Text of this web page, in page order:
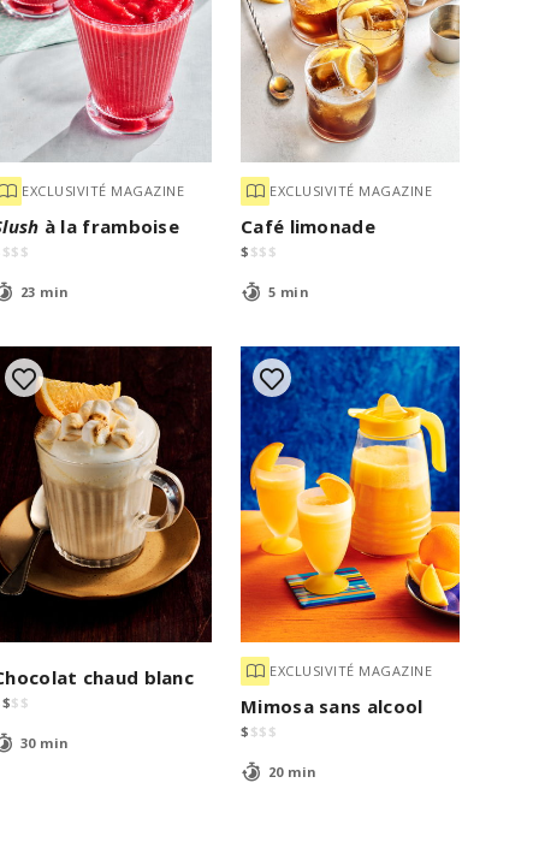
EXCLUSIVITÉ MAGAZINE
à la framboise
$$ $
23 min
EXCLUSIVITÉ MAGAZINE
Café limonade
$ $$ $
5 min
chaud blanc
$$ $
30 min
EXCLUSIVITÉ MAGAZINE
Mimosa sans alcool
$ $$ $
20 min